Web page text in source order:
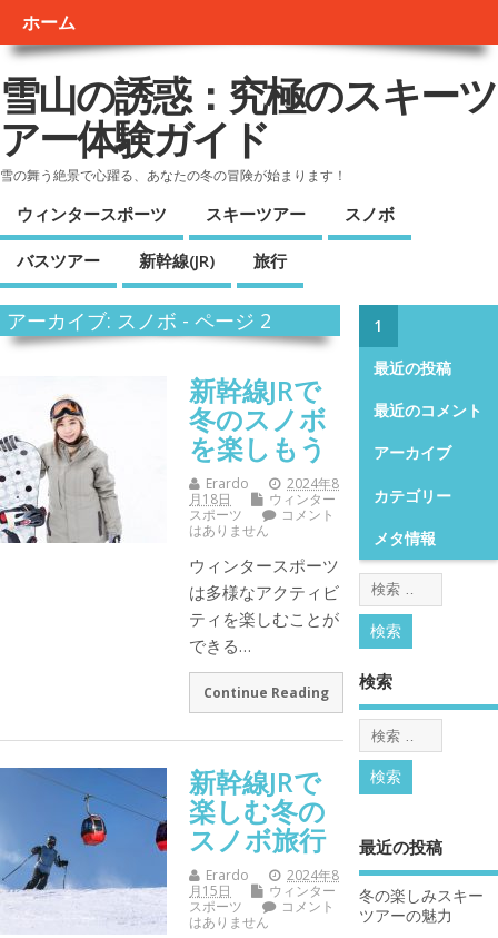
ホーム
雪山の誘惑：究極のスキーツ
アー体験ガイド
雪の舞う絶景で心躍る、あなたの冬の冒険が始まります！
ウィンタースポーツ スキーツアー スノボ
バスツアー 新幹線(JR) 旅行
アーカイブ: スノボ - ページ 2
新幹線JRで
冬のスノボ
を楽しもう
Erardo
2024年8
月18日
ウィンター
スポーツ
コメント
はありません
ウィンタースポーツ
は多様なアクティビ
ティを楽しむことが
できる…
Continue Reading
新幹線JRで
楽しむ冬の
スノボ旅行
Erardo
2024年8
月15日
ウィンター
スポーツ
コメント
はありません
1
最近の投稿
最近のコメント
アーカイブ
カテゴリー
メタ情報
検索
最近の投稿
冬の楽しみスキー
ツアーの魅力